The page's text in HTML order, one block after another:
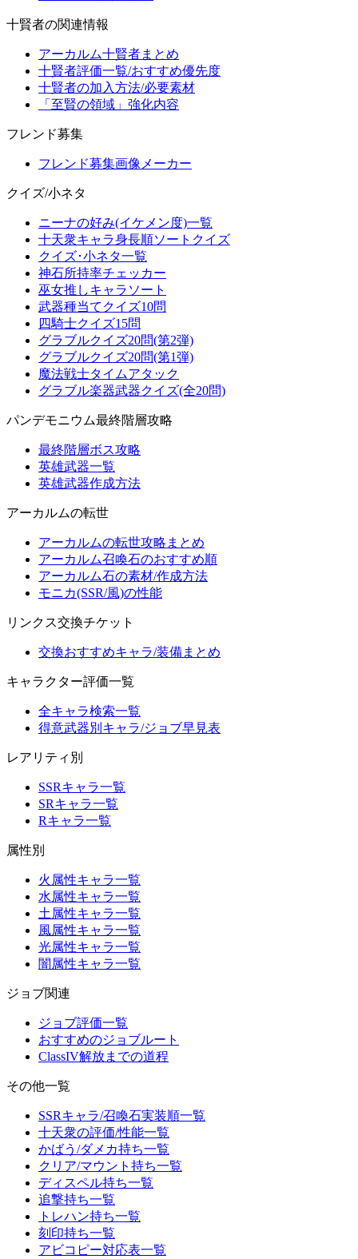
十賢者の関連情報
アーカルム十賢者まとめ
十賢者評価一覧/おすすめ優先度
十賢者の加入方法/必要素材
「至賢の領域」強化内容
フレンド募集
フレンド募集画像メーカー
クイズ/小ネタ
ニーナの好み(イケメン度)一覧
十天衆キャラ身長順ソートクイズ
クイズ･小ネタ一覧
神石所持率チェッカー
巫女推しキャラソート
武器種当てクイズ10問
四騎士クイズ15問
グラブルクイズ20問(第2弾)
グラブルクイズ20問(第1弾)
魔法戦士タイムアタック
グラブル楽器武器クイズ(全20問)
パンデモニウム最終階層攻略
最終階層ボス攻略
英雄武器一覧
英雄武器作成方法
アーカルムの転世
アーカルムの転世攻略まとめ
アーカルム召喚石のおすすめ順
アーカルム石の素材/作成方法
モニカ(SSR/風)の性能
リンクス交換チケット
交換おすすめキャラ/装備まとめ
キャラクター評価一覧
全キャラ検索一覧
得意武器別キャラ/ジョブ早見表
レアリティ別
SSRキャラ一覧
SRキャラ一覧
Rキャラ一覧
属性別
火属性キャラ一覧
水属性キャラ一覧
土属性キャラ一覧
風属性キャラ一覧
光属性キャラ一覧
闇属性キャラ一覧
ジョブ関連
ジョブ評価一覧
おすすめのジョブルート
ClassIV解放までの道程
その他一覧
SSRキャラ/召喚石実装順一覧
十天衆の評価/性能一覧
かばう/ダメカ持ち一覧
クリア/マウント持ち一覧
ディスペル持ち一覧
追撃持ち一覧
トレハン持ち一覧
刻印持ち一覧
アビコピー対応表一覧